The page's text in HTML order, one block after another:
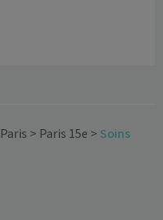
Paris > Paris 15e > Soins